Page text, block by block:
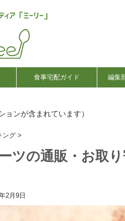
食事宅配ガイド 編集
ョンが含まれています）
ング >
ツの通販・お取
2月9日